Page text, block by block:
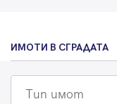
ИМОТИ В СГРАДАТА
Тип имот